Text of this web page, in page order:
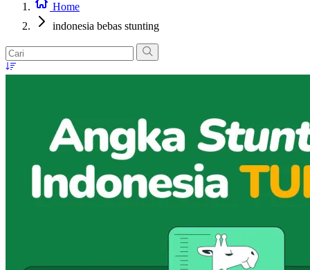
Home
indonesia bebas stunting